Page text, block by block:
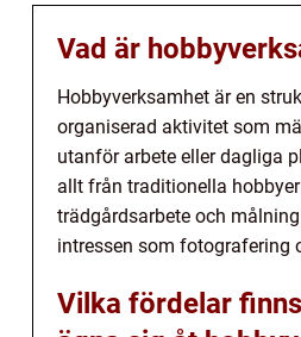
Vad är
Hobbyverksamhet är en
organiserad aktivitet som
utanför arbete eller dagliga
allt från traditionella
trädgårdsarbete och
intressen som fotografering
Vilka fördelar